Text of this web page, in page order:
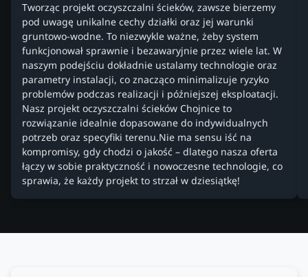
Tworząc projekt oczyszczalni ścieków, zawsze bierzemy
pod uwagę unikalne cechy działki oraz jej warunki
gruntowo-wodne. To niezwykle ważne, żeby system
funkcjonował sprawnie i bezawaryjnie przez wiele lat. W
naszym podejściu dokładnie ustalamy technologie oraz
parametry instalacji, co znacząco minimalizuje ryzyko
problemów podczas realizacji i późniejszej eksploatacji.
Nasz projekt oczyszczalni ścieków Chojnice to
rozwiązanie idealnie dopasowane do indywidualnych
potrzeb oraz specyfiki terenu.Nie ma sensu iść na
kompromisy, gdy chodzi o jakość – dlatego nasza oferta
łączy w sobie praktyczność i nowoczesne technologie, co
sprawia, że każdy projekt to strzał w dziesiątkę!